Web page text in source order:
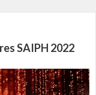
SAIPH 2022